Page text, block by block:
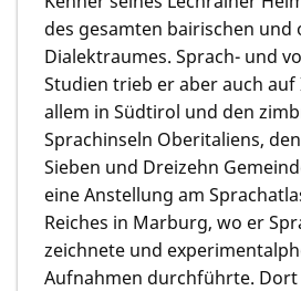
des gesamten bairischen und
Dialektraumes. Sprach- und
Studien trieb er aber auch
allem in Südtirol und den
Sprachinseln Oberitaliens,
Sieben und Dreizehn
eine Anstellung am
Reiches in Marburg, wo er
zeichnete und
Aufnahmen durchführte. Dort